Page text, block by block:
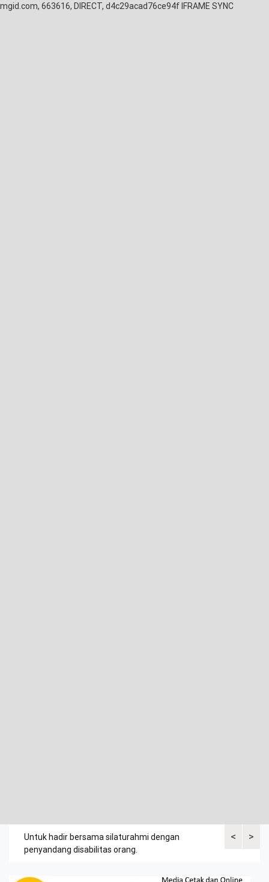
mgid.com, 663616, DIRECT, d4c29acad76ce94f IFRAME SYNC
<
Untuk hadir bersama silaturahmi dengan
penyandang disabilitas orang.
Bupati>